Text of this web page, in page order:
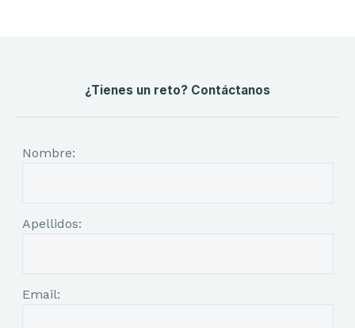
¿Tienes un reto? Contáctanos
Nombre:
Apellidos:
Email: